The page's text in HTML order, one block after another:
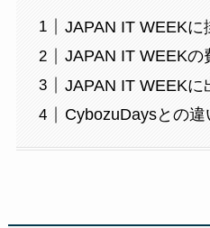
JAPAN IT WEEKに
JAPAN IT WEEKの
JAPAN IT WEEKに
CybozuDaysとの違